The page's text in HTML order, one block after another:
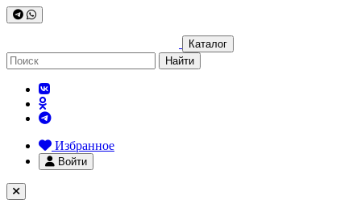
Каталог
Найти
Избранное
Войти